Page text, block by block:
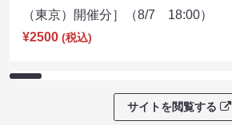
（東京）開催分］（8/7 18:00）
¥2500 (税込)
サイトを閲覧する